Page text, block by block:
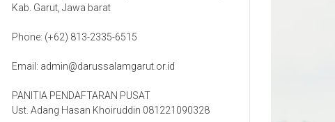
Kab. Garut, Jawa barat
Phone: (+62) 813-2335-6515
Email: admin@darussalamgarut.or.id
PANITIA PENDAFTARAN PUSAT
Ust. Adang Hasan Khoiruddin 081221090328